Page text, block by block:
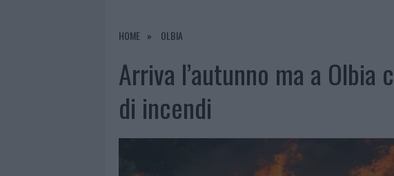
5 AGOSTO 2026
HOME OLBIA
Arriva l’autunno ma a Olbia
di incendi